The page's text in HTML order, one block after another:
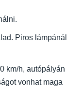
Piros lámpánál
km/h, autópályán
vonhat maga